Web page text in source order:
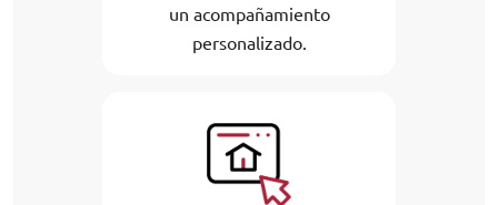
un acompañamiento
personalizado.